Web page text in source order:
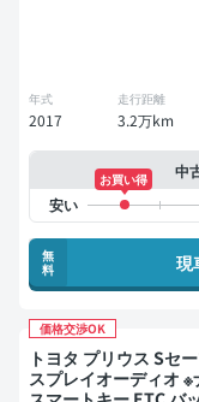
年式
2017
走行距離
3.2万km
中
お買い得
無
料
現
価格交渉OK
トヨタ プリウス Sセーフティプラ
スプレイオーディオ